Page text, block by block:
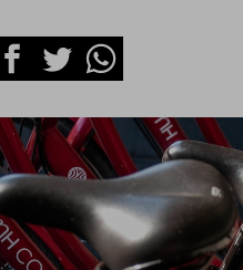
FacebookTwitterWhatsapp